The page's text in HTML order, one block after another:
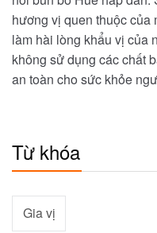
hương vị quen thuộc của
làm hài lòng khẩu vị của
không sử dụng các chất
an toàn cho sức khỏe
Từ khóa
Gia vị